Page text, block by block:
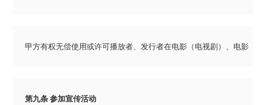
甲方有权无偿使用或许可播放者、发行者在电影（电视剧）、电影（
第九条 参加宣传活动